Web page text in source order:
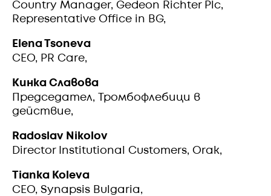
Country Manager, Gedeon Richter Plc,
Representative Office in BG,
Elena Tsoneva
CEO, PR Care,
Kинка Славова
Председател, Тромбофлебици в
действие,
Radoslav Nikolov
Director Institutional Customers, Orak,
Tianka Koleva
CEO, Synapsis Bulgaria,